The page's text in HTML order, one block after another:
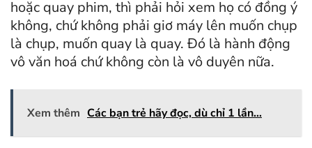
hoặc quay phim, thì phải hỏi xem họ có đồng ý
không, chứ không phải giơ máy lên muốn chụp
là chụp, muốn quay là quay. Đó là hành động
vô văn hoá chứ không còn là vô duyên nữa.
Xem thêm Các bạn trẻ hãy đọc, dù chỉ 1 lần…